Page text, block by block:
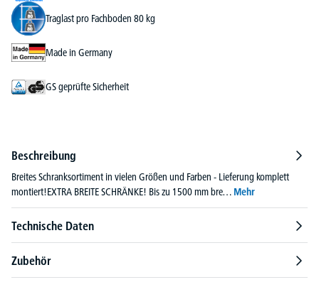
Traglast pro Fachboden 80 kg
Made in Germany
GS geprüfte Sicherheit
Beschreibung
Breites Schranksortiment in vielen Größen und Farben - Lieferung komplett
montiert!EXTRA BREITE SCHRÄNKE! Bis zu 1500 mm bre… Mehr
Technische Daten
Zubehör